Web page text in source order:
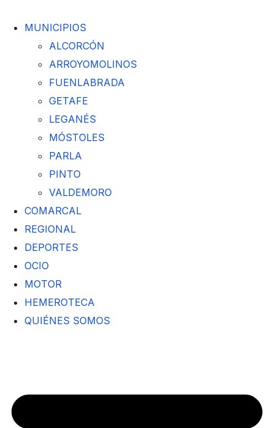
MUNICIPIOS
ALCORCÓN
ARROYOMOLINOS
FUENLABRADA
GETAFE
LEGANÉS
MÓSTOLES
PARLA
PINTO
VALDEMORO
COMARCAL
REGIONAL
DEPORTES
OCIO
MOTOR
HEMEROTECA
QUIÉNES SOMOS